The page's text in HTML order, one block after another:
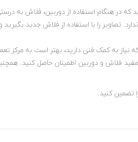
در هنگام استفاده از دوربین، فلاش به
را با استفاده از فلاش جدید بگیرید و
به کمک فنی دارید، بهتر است به مرکز
مفید فلاش و دوربین اطمینان حاصل کنید.